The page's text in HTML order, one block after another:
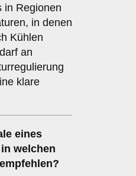
in Regionen
in denen
Kühlen
an
klare
eines
welchen